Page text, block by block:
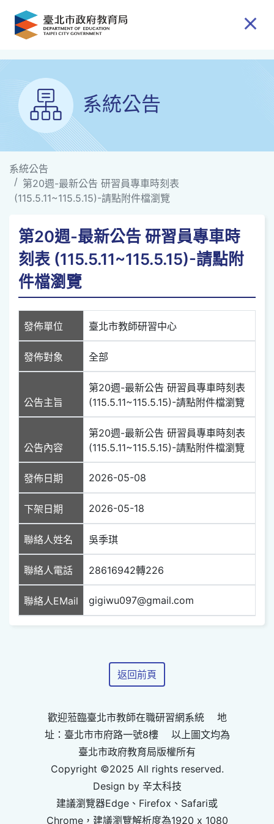
跳到主要內容
系統公告
系統公告
第20週-最新公告 研習員專車時刻表
(115.5.11~115.5.15)-請點附件檔瀏覽
第20週-最新公告 研習員專車時
刻表 (115.5.11~115.5.15)-請點附
件檔瀏覽
發佈單位 臺北市教師研習中心
發佈對象 全部
公告主旨
第20週-最新公告 研習員專車時刻表
(115.5.11~115.5.15)-請點附件檔瀏覽
公告內容
第20週-最新公告 研習員專車時刻表
(115.5.11~115.5.15)-請點附件檔瀏覽
發佈日期 2026-05-08
下架日期 2026-05-18
聯絡人姓名 吳季琪
聯絡人電話 28616942轉226
聯絡人EMail gigiwu097@gmail.com
返回前頁
歡迎蒞臨臺北市教師在職研習網系統 地
址：臺北市市府路一號8樓 以上圖文均為
臺北市政府教育局版權所有
Copyright ©2025 All rights reserved.
Design by 辛太科技
建議瀏覽器Edge、Firefox、Safari或
Chrome，建議瀏覽解析度為1920 x 1080